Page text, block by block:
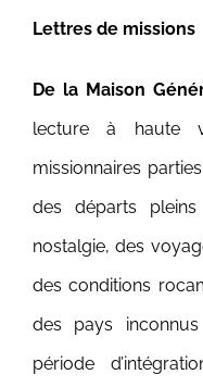
Lettres de missions
De la Maison
lecture à haute
missionnaires
des départs
nostalgie, des
des conditions
des pays
période